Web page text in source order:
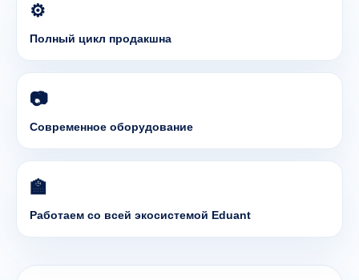
⚙️
Полный цикл продакшна
📷
Современное оборудование
🏫
Работаем со всей экосистемой Eduant